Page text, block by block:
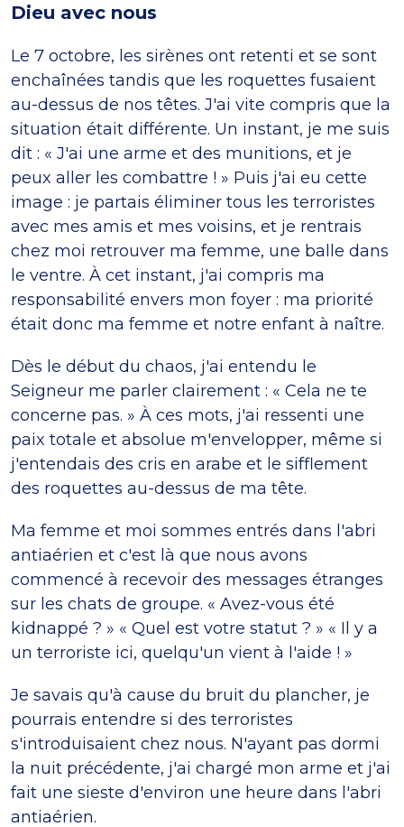
Dieu avec nous
Le 7 octobre, les sirènes ont retenti et se sont
enchaînées tandis que les roquettes fusaient
au-dessus de nos têtes. J'ai vite compris que la
situation était différente. Un instant, je me suis
dit : « J'ai une arme et des munitions, et je
peux aller les combattre ! » Puis j'ai eu cette
image : je partais éliminer tous les terroristes
avec mes amis et mes voisins, et je rentrais
chez moi retrouver ma femme, une balle dans
le ventre. À cet instant, j'ai compris ma
responsabilité envers mon foyer : ma priorité
était donc ma femme et notre enfant à naître.
Dès le début du chaos, j'ai entendu le
Seigneur me parler clairement : « Cela ne te
concerne pas. » À ces mots, j'ai ressenti une
paix totale et absolue m'envelopper, même si
j'entendais des cris en arabe et le sifflement
des roquettes au-dessus de ma tête.
Ma femme et moi sommes entrés dans l'abri
antiaérien et c'est là que nous avons
commencé à recevoir des messages étranges
sur les chats de groupe. « Avez-vous été
kidnappé ? » « Quel est votre statut ? » « Il y a
un terroriste ici, quelqu'un vient à l'aide ! »
Je savais qu'à cause du bruit du plancher, je
pourrais entendre si des terroristes
s'introduisaient chez nous. N'ayant pas dormi
la nuit précédente, j'ai chargé mon arme et j'ai
fait une sieste d'environ une heure dans l'abri
antiaérien.